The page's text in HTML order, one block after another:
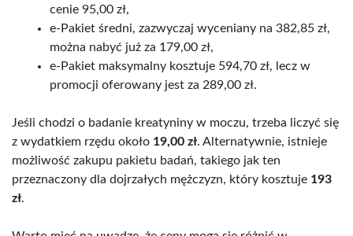
cenie 95,00 zł,
e-Pakiet średni, zazwyczaj wyceniany na 382,85 zł,
można nabyć już za 179,00 zł,
e-Pakiet maksymalny kosztuje 594,70 zł, lecz w
promocji oferowany jest za 289,00 zł.
Jeśli chodzi o badanie kreatyniny w moczu, trzeba liczyć się
z wydatkiem rzędu około 19,00 zł. Alternatywnie, istnieje
możliwość zakupu pakietu badań, takiego jak ten
przeznaczony dla dojrzałych mężczyzn, który kosztuje 193
zł.